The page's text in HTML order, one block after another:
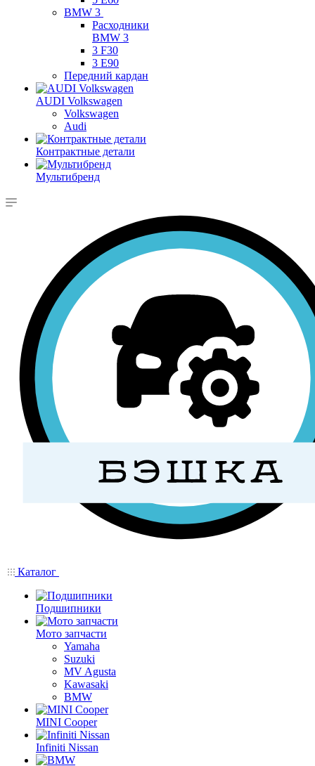
BMW 3
Расходники
BMW 3
3 F30
3 E90
Передний кардан
AUDI Volkswagen
Volkswagen
Audi
Контрактные детали
Мультибренд
Каталог
Подшипники
Мото запчасти
Yamaha
Suzuki
MV Agusta
Kawasaki
BMW
MINI Cooper
Infiniti Nissan